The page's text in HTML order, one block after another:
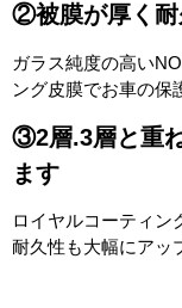
②被膜が厚く耐
ガラス純度の高い
ング皮膜でお車の保
③2層.3層と重
ます
ロイヤルコーティン
耐久性も大幅にアッ